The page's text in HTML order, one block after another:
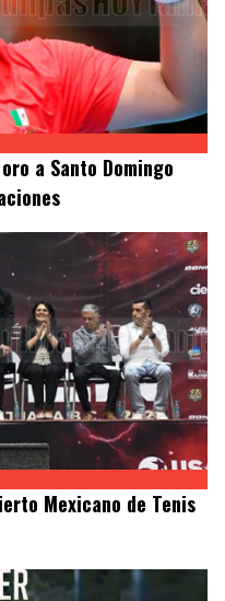
a Santo Domingo
Mexicano de Tenis